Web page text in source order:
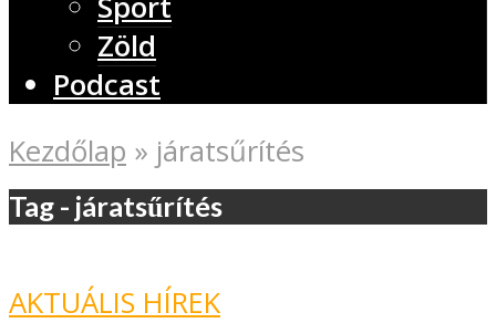
Zöld
Podcast
Kezdőlap » járatsűrítés
Tag - járatsűrítés
AKTUÁLIS HÍREK